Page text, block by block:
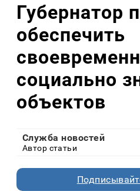
Губернатор
обеспечить
социально
объектов
Служба новостей
Автор статьи